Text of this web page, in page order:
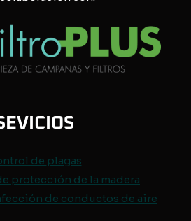
de plagas
protección de la madera
de conductos de aire